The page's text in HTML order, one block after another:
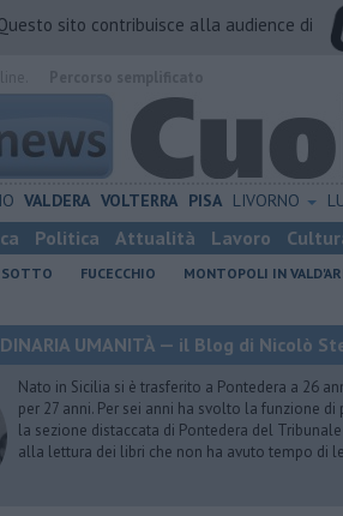
sito contribuisce alla audience di
VALDERA VOLTERRA PISA LIVORNO
Politica Attualità Lavoro
SOTTO FUCECCHIO MONTOPOLI IN
UMANITÀ — il Blog di Nicolò
Nato in Sicilia si è trasferito a Pontedera a 26
per 27 anni. Per sei anni ha svolto la funzione
la sezione distaccata di Pontedera del
alla lettura dei libri che non ha avuto tempo di